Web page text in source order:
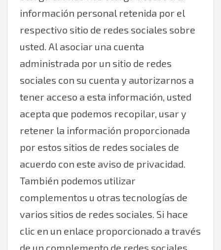
información personal retenida por el
respectivo sitio de redes sociales sobre
usted. Al asociar una cuenta
administrada por un sitio de redes
sociales con su cuenta y autorizarnos a
tener acceso a esta información, usted
acepta que podemos recopilar, usar y
retener la información proporcionada
por estos sitios de redes sociales de
acuerdo con este aviso de privacidad.
También podemos utilizar
complementos u otras tecnologías de
varios sitios de redes sociales. Si hace
clic en un enlace proporcionado a través
de un complemento de redes sociales,